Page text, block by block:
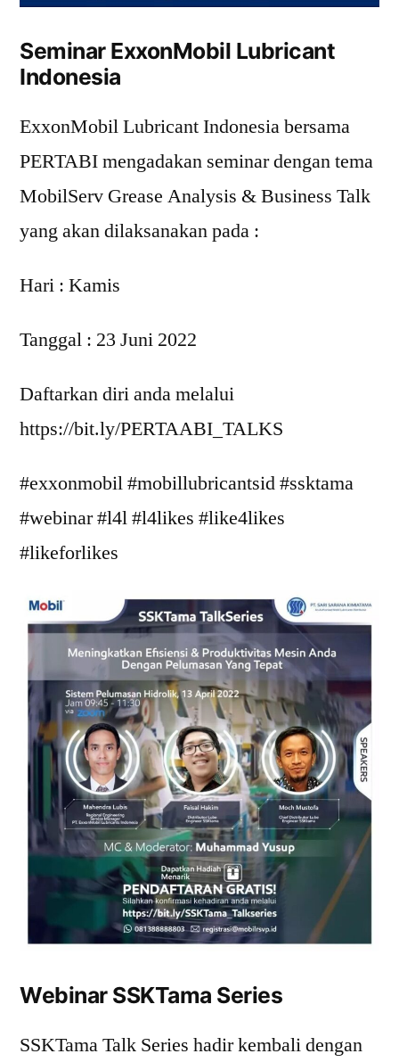
Seminar ExxonMobil Lubricant
Indonesia
ExxonMobil Lubricant Indonesia bersama
PERTABI mengadakan seminar dengan tema
MobilServ Grease Analysis & Business Talk
yang akan dilaksanakan pada :
Hari : Kamis
Tanggal : 23 Juni 2022
Daftarkan diri anda melalui
https://bit.ly/PERTAABI_TALKS
#exxonmobil #mobillubricantsid #ssktama
#webinar #l4l #l4likes #like4likes
#likeforlikes
Webinar SSKTama Series
SSKTama Talk Series hadir kembali dengan